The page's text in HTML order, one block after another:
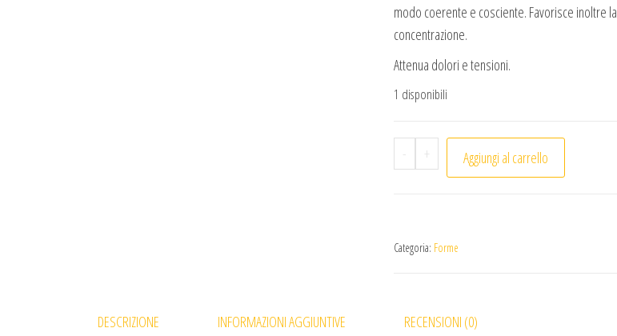
modo coerente e cosciente. Favorisce inoltre la
concentrazione.
Attenua dolori e tensioni.
1 disponibili
- Cupcake Ametista quantità
+ Aggiungi al carrello
Categoria: Forme
DESCRIZIONE INFORMAZIONI AGGIUNTIVE RECENSIONI (0)